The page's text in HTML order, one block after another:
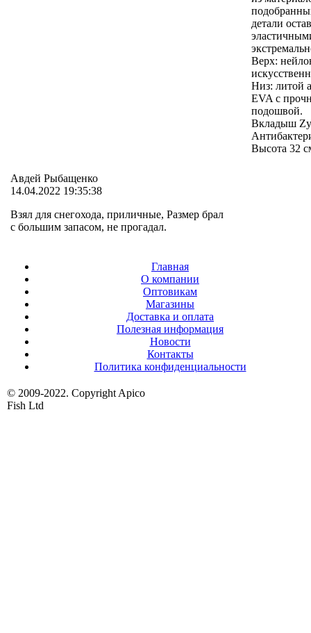
детали
Верх:
Низ: литой
EVA c
подошвой.
Вкладыш
Высота 32
Авдей Рыбащенко
14.04.2022 19:35:38
Взял для снегохода, приличные, Размер брал
с большим запасом, не прогадал.
Главная
О компании
Оптовикам
Магазины
Доставка и оплата
Полезная информация
Новости
Контакты
Политика конфиденциальности
© 2009-2022. Copyright Apico
Fish Ltd